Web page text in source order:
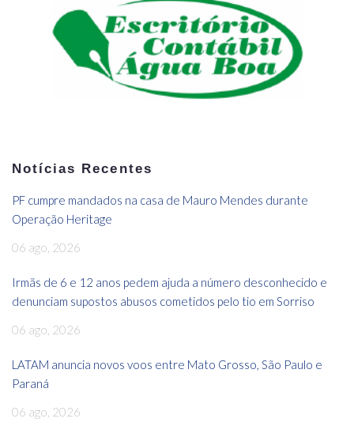
Notícias Recentes
PF cumpre mandados na casa de Mauro Mendes durante
Operação Heritage
06 ago, 2026
Irmãs de 6 e 12 anos pedem ajuda a número desconhecido e
denunciam supostos abusos cometidos pelo tio em Sorriso
06 ago, 2026
LATAM anuncia novos voos entre Mato Grosso, São Paulo e
Paraná
06 ago, 2026